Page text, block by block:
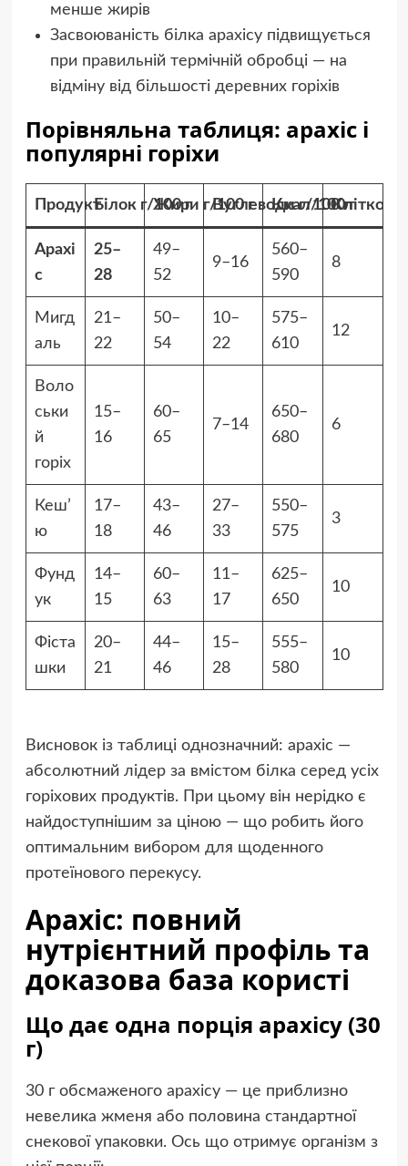
менше жирів
Засвоюваність білка арахісу підвищується
при правильній термічній обробці — на
відміну від більшості деревних горіхів
Порівняльна таблиця: арахіс і
популярні горіхи
ПродуктБілок г/100 гЖири г/100 гВуглеводи г/100 г
Ккал/100 г
Арахі
с
25–
28
49–
52
9–16
560–
590
8
Мигд
аль
21–
22
50–
54
10–
22
575–
610
12
Воло
ськи
й
горіх
15–
16
60–
65
7–14
650–
680
6
Кеш’
ю
17–
18
43–
46
27–
33
550–
575
3
Фунд
ук
14–
15
60–
63
11–
17
625–
650
10
Фіста
шки
20–
21
44–
46
15–
28
555–
580
10
Висновок із таблиці однозначний: арахіс —
абсолютний лідер за вмістом білка серед усіх
горіхових продуктів. При цьому він нерідко є
найдоступнішим за ціною — що робить його
оптимальним вибором для щоденного
протеїнового перекусу.
Арахіс: повний
нутрієнтний профіль та
доказова база користі
Що дає одна порція арахісу (30
г)
30 г обсмаженого арахісу — це приблизно
невелика жменя або половина стандартної
снекової упаковки. Ось що отримує організм з